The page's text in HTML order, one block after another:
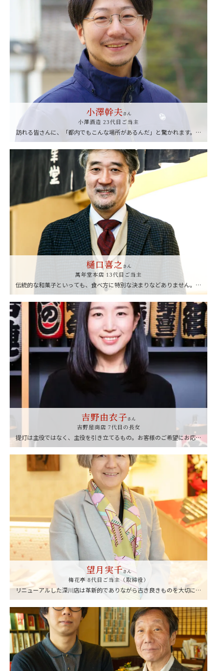
現在10人ほどの職人がいますが、中には私が子どものころから当店の和
菓子づくりにたずさわっている職人もいます。心を込めてつくった和菓
子を、ぜひ多くの方に楽しんでいただきたいです。
小澤幹夫さん
小澤酒造 23代目ご当主
訪れる皆さんに、「都内でもこんな場所があるんだ」と驚かれます。こ
こへ来ていただくことで、東京の知られざる一面や、東京の地酒が、し
っかり伝わるのではないかと思っています。ぜひ東京を深掘りするきっ
かけにしていただけたらうれしいです。
樋口喜之 さん
萬年堂本店 13代目ご当主
伝統的な和菓子といっても、食べ方に特別な決まりなどありません。和
菓子は見た目の華やかさや美しさも特徴のひとつ。まずは見た目がかわ
いいと思うものを選んでいただき、ご自分だけのお気に入りを見つけて
ください。
吉野由衣子さん
吉野屋商店 7代目の長女
提灯は主役ではなく、主役を引き立てるもの。お客様のご希望にお応え
していくのが私どもの本分だと思っています。行事や祭事に欠かせない
提灯ではありますが、もっと生活の中で身近な存在であってほしいとい
う想いから、キャラクターを描いたアニメ提灯のような企画や、千代田
区と提携して行う子ども向けのワークショップなども積極的に取り組ん
でいます。
望月実千さん
梅花亭 8代目ご当主（取締役）
リニューアルした深川店は革新的でありながら古き良きものを大切に作
り上げました。暖簾の文字もそのひとつ。芸術に造詣が深かった6代目
の中村達三郎が書いたもので、お菓子に添えるしおりの絵も6代目によ
るもの。お不動様の参拝帰りにお立ち寄りください。